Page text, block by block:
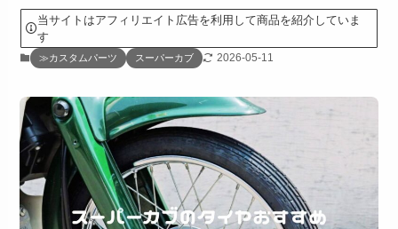
当サイトはアフィリエイト広告を利用して商品を紹介していま
す
≫カスタムパーツ スーパーカブ 2026-05-11